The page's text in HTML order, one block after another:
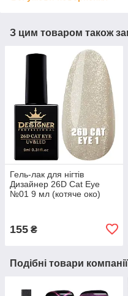
З цим товаром також
Гель-лак для нігтів
Дизайнер 26D Cat Eye
№01 9 мл (котяче око)
155 ₴
Подібні товари компанії